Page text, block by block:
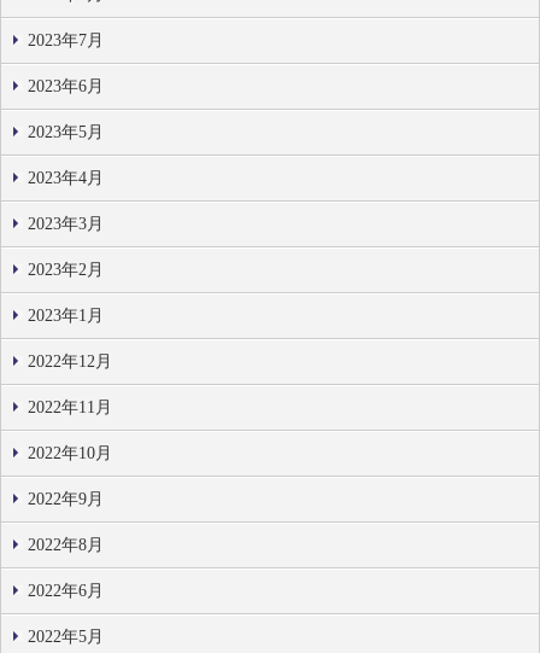
2023年7月
2023年6月
2023年5月
2023年4月
2023年3月
2023年2月
2023年1月
2022年12月
2022年11月
2022年10月
2022年9月
2022年8月
2022年6月
2022年5月